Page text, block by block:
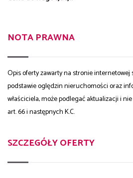
NOTA PRAWNA
Opis oferty zawarty na stronie internetowej
podstawie oględzin nieruchomości oraz
właściciela, może podlegać aktualizacji i
art. 66 i następnych K.C.
SZCZEGÓŁY OFERTY